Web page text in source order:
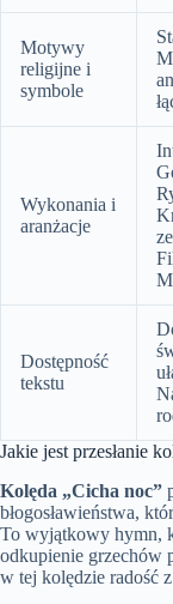
Motywy
religijne i
symbole
Wykonania i
aranżacje
Dostępność
tekstu
Jakie jest przesłanie
Kolęda „Cicha noc”
błogosławieństwa,
To wyjątkowy hymn,
odkupienie grzechów
w tej kolędzie radość